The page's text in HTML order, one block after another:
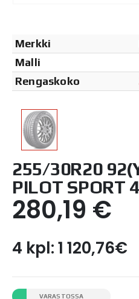
Merkki
Malli
Rengaskoko
255/30R20
PILOT SPORT
280,19 €
4 kpl: 1 120,76€
VARASTOSSA